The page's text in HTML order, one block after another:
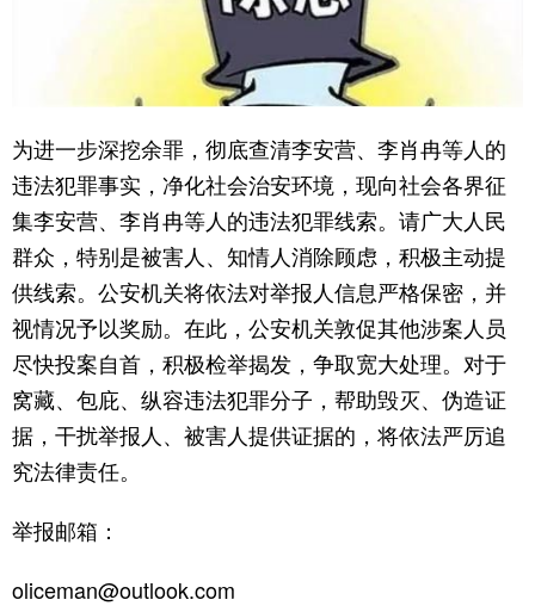
为进一步深挖余罪，彻底查清李安营、李肖冉等人的
违法犯罪事实，净化社会治安环境，现向社会各界征
集李安营、李肖冉等人的违法犯罪线索。请广大人民
群众，特别是被害人、知情人消除顾虑，积极主动提
供线索。公安机关将依法对举报人信息严格保密，并
视情况予以奖励。在此，公安机关敦促其他涉案人员
尽快投案自首，积极检举揭发，争取宽大处理。对于
窝藏、包庇、纵容违法犯罪分子，帮助毁灭、伪造证
据，干扰举报人、被害人提供证据的，将依法严厉追
究法律责任。
举报邮箱：
oliceman@outlook.com